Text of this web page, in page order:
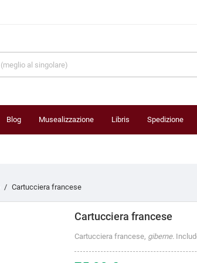
Blog Musealizzazione Libris Spedizione
Cartucciera francese
Cartucciera francese
Cartucciera francese, giberne.